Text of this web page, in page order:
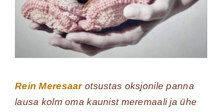
Rein Meresaarotsustas oksjonile panna
lausa kolm oma kaunist meremaali ja ühe